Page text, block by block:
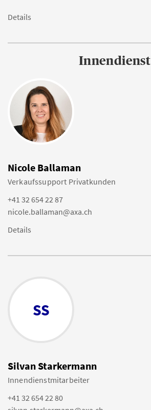
Details
Innendienst
Nicole Ballaman
Verkaufssupport Privatkunden
+41 32 654 22 87
nicole.ballaman@axa.ch
Details
SS
Silvan Starkermann
Innendienstmitarbeiter
+41 32 654 22 80